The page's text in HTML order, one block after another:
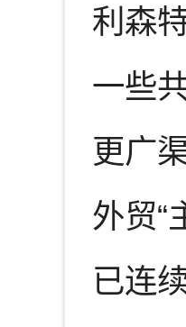
利森
一些
更广
外贸“
已连